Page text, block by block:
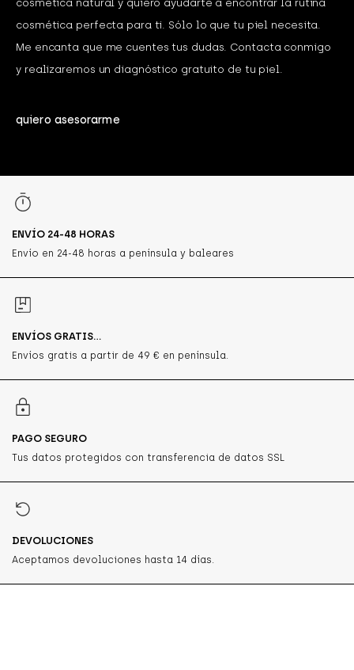
cosmética natural y quiero ayudarte a encontrar la rutina
cosmética perfecta para ti. Sólo lo que tu piel necesita.
Me encanta que me cuentes tus dudas. Contacta conmigo
y realizaremos un diagnóstico gratuito de tu piel.
quiero asesorarme
ENVÍO 24-48 HORAS
Envío en 24-48 horas a península y baleares
ENVÍOS GRATIS...
Envíos gratis a partir de 49 € en península.
PAGO SEGURO
Tus datos protegidos con transferencia de datos SSL
DEVOLUCIONES
Aceptamos devoluciones hasta 14 días.